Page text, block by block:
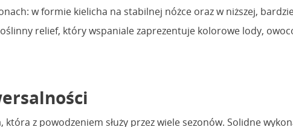
w formie kielicha na stabilnej nóżce oraz w niższej,
relief, który wspaniale zaprezentuje kolorowe lody,
która z powodzeniem służy przez wiele sezonów. Solidne